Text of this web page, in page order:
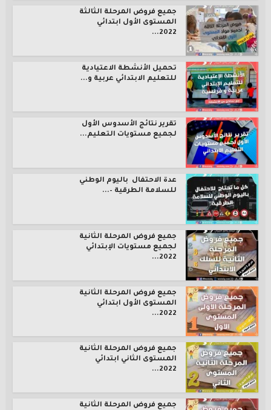
جميع فروض المرحلة الثالثة
المستوى الأول ابتدائي
2022...
تحميل الأنشطة الاعتيادية
للتعليم الابتدائي عربية و...
تقرير نتائج الأسدوس الأول
لجميع مستويات التعليم...
عدة الاحتفال باليوم الوطني
للسلامة الطرقية –...
جميع فروض المرحلة الثانية
لجميع مستويات الإبتدائي
2022...
جميع فروض المرحلة الثانية
المستوى الأول ابتدائي
2022...
جميع فروض المرحلة الثانية
المستوى الثاني ابتدائي
2022...
جميع فروض المرحلة الثانية